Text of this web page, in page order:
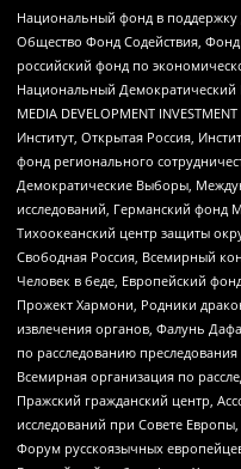
Национальный фонд в поддержку
Общество Фонд Содействия,
российский фонд по
Национальный
MEDIA DEVELOPMENT
Институт, Открытая Россия,
фонд регионального
Демократические Выборы,
исследований, Германский фонд
Тихоокеанский центр защиты
Свободная Россия, Всемирный
Человек в беде, Европейский
Прожект Хармони, Родники
извлечения органов, Фалунь
по расследованию
Всемирная организация по
Пражский гражданский центр,
исследований при Совете
Форум русскоязычных